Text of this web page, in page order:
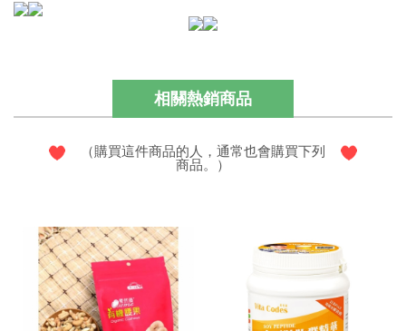
相關熱銷商品
（購買這件商品的人，通常也會購買下列
商品。）